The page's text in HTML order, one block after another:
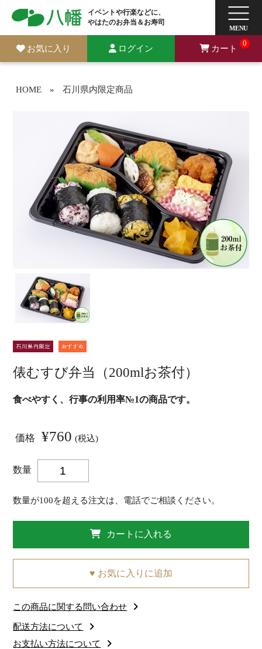
イベントや行楽などに、
やはたのお弁当＆お寿司
お気に入り ログイン カート
0
HOME » 石川県内限定商品
俵むすび弁当（200mlお茶付）
食べやすく、行事の利用率№1の商品です。
価格 ¥760 (税込)
数量
数量が100を超える注文は、電話でご相談ください。
カートに入れる
♥ お気に入りに追加
この商品に関する問い合わせ
配送方法について
お支払い方法について